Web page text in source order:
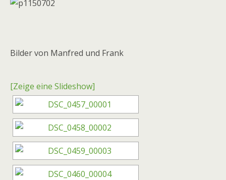
Bilder von Manfred und Frank
[Zeige eine Slideshow]